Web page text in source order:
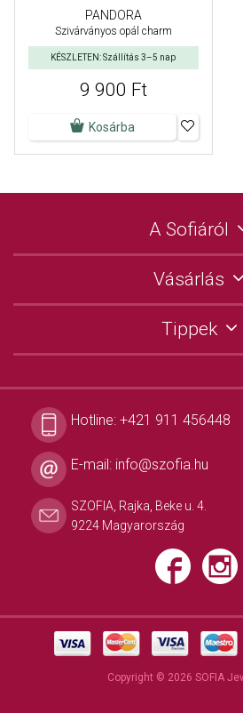
PANDORA
Szivárványos opál charm
KÉSZLETEN: Szállítás 3–5 nap
9 900 Ft
Kosárba
A Sofiáról
Vásárlás
Tippek
Hotline: +421 911 456448
E-mail: info@szofia.hu
SZOFIA, Rajka, Beke u. 4.
9224 Magyarország
Copyright © 2026 SOFIA